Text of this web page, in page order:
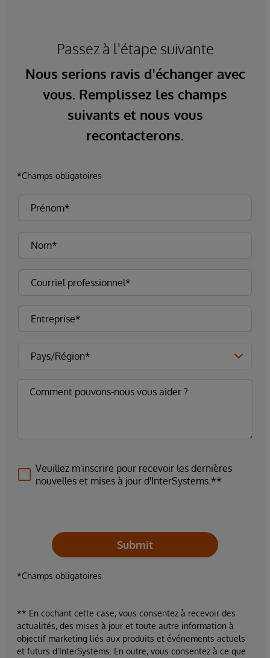
Passez à l'étape suivante
Nous serions ravis d'échanger avec
vous. Remplissez les champs
suivants et nous vous
recontacterons.
*Champs obligatoires
Veuillez m'inscrire pour recevoir les dernières
nouvelles et mises à jour d'InterSystems.**
Submit
*Champs obligatoires
** En cochant cette case, vous consentez à recevoir des
actualités, des mises à jour et toute autre information à
objectif marketing liés aux produits et événements actuels
et futurs d'InterSystems. En outre, vous consentez à ce que